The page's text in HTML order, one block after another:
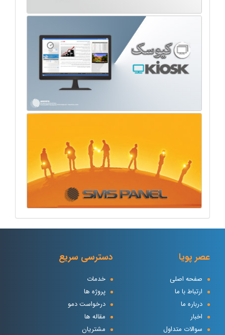
عصر پویا
صفحه اصلی
ارتباط با ما
درباره ما
اخبار
سوالات متداول
دسترسی سریع
خدمات
پروژه ها
درخواست دمو
مقاله ها
مشتریان